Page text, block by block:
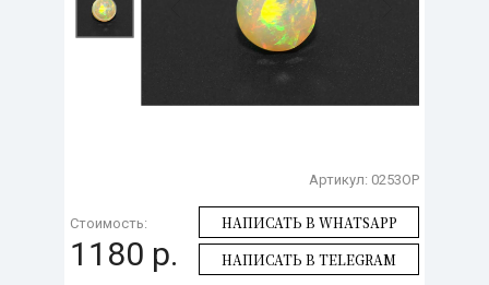
Артикул: 0253OP
Стоимость:
1180 р.
НАПИСАТЬ В WHATSAPP
НАПИСАТЬ В TELEGRAM